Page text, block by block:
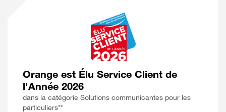
Orange est Élu Service Client de
l'Année 2026
dans la catégorie Solutions communicantes pour les
particuliers**